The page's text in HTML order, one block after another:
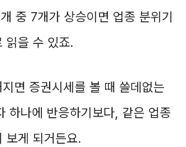
중 7개가 상승이면 업종 분위기
읽을 수 있죠.
면 증권시세를 볼 때 쓸데없는
하나에 반응하기보다, 같은 업종
보게 되거든요.